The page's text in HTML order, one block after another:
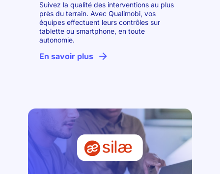
Suivez la qualité des interventions au plus
près du terrain. Avec Qualimobi, vos
équipes effectuent leurs contrôles sur
tablette ou smartphone, en toute
autonomie.
En savoir plus